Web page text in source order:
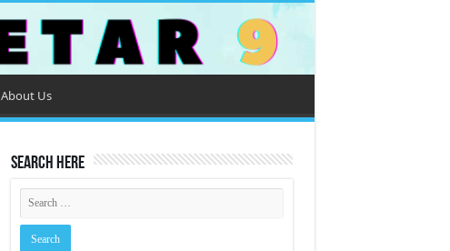
About Us
Search Here